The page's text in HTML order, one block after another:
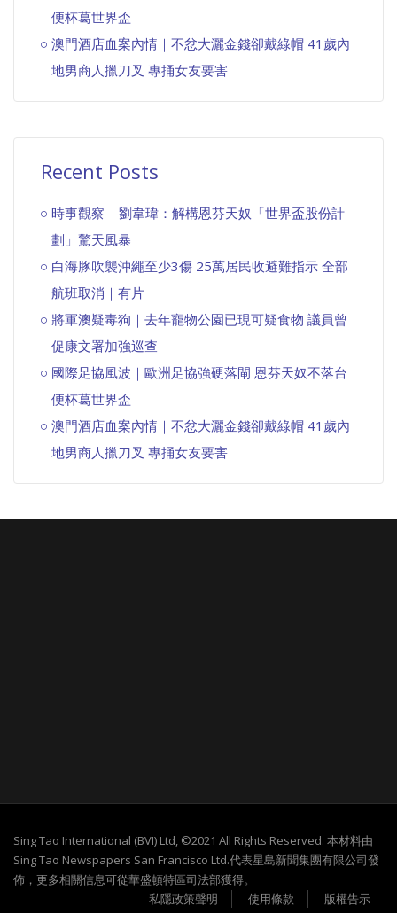
便杯葛世界盃
澳門酒店血案內情｜不忿大灑金錢卻戴綠帽 41歲內
地男商人擸刀叉 專捅女友要害
Recent Posts
時事觀察—劉韋瑋：解構恩芬天奴「世界盃股份計
劃」驚天風暴
白海豚吹襲沖繩至少3傷 25萬居民收避難指示 全部
航班取消｜有片
將軍澳疑毒狗｜去年寵物公園已現可疑食物 議員曾
促康文署加強巡查
國際足協風波｜歐洲足協強硬落閘 恩芬天奴不落台
便杯葛世界盃
澳門酒店血案內情｜不忿大灑金錢卻戴綠帽 41歲內
地男商人擸刀叉 專捅女友要害
Sing Tao International (BVI) Ltd, ©2021 All Rights Reserved. 本材料由
Sing Tao Newspapers San Francisco Ltd.代表星島新聞集團有限公司發
佈，更多相關信息可從華盛頓特區司法部獲得。
私隱政策聲明
使用條款 版權告示